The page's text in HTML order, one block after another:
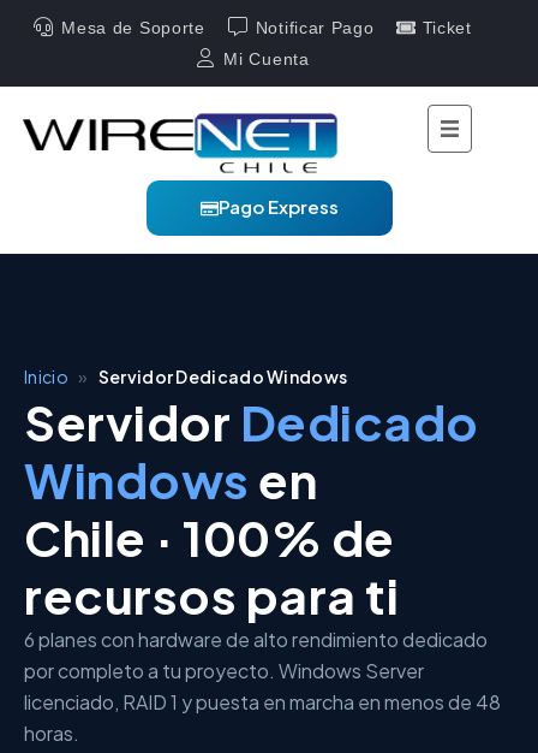
Mesa de Soporte Notificar Pago
Ticket
Mi Cuenta
Pago Express
Inicio » Servidor Dedicado Windows
Servidor Dedicado
Windows en
Chile · 100% de
recursos para ti
6 planes con hardware de alto rendimiento dedicado
por completo a tu proyecto. Windows Server
licenciado, RAID 1 y puesta en marcha en menos de 48
horas.